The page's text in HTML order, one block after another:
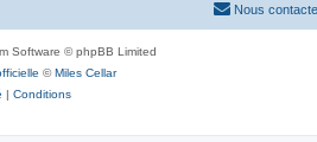
Nous
Software © phpBB Limited
©Miles Cellar
| Conditions